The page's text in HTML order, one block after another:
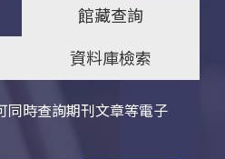
館藏查詢
資料庫檢索
同時查詢期刊文章等電子